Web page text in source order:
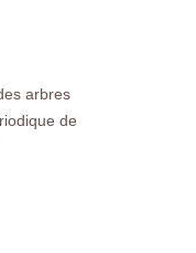
arbres
de